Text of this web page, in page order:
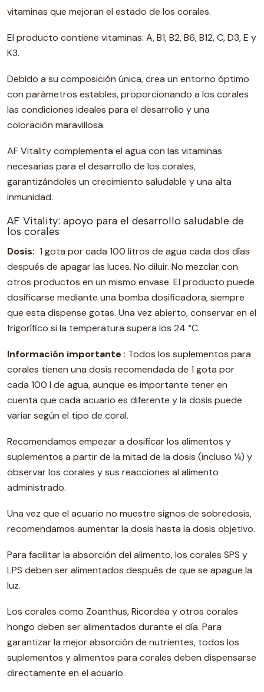
vitaminas que mejoran el estado de los corales.
El producto contiene vitaminas: A, B1, B2, B6, B12, C, D3, E y
K3.
Debido a su composición única, crea un entorno óptimo
con parámetros estables, proporcionando a los corales
las condiciones ideales para el desarrollo y una
coloración maravillosa.
AF Vitality complementa el agua con las vitaminas
necesarias para el desarrollo de los corales,
garantizándoles un crecimiento saludable y una alta
inmunidad.
AF Vitality: apoyo para el desarrollo saludable de
los corales
Dosis: 1 gota por cada 100 litros de agua cada dos días
después de apagar las luces. No diluir. No mezclar con
otros productos en un mismo envase. El producto puede
dosificarse mediante una bomba dosificadora, siempre
que esta dispense gotas. Una vez abierto, conservar en el
frigorífico si la temperatura supera los 24 °C.
Información importante : Todos los suplementos para
corales tienen una dosis recomendada de 1 gota por
cada 100 l de agua, aunque es importante tener en
cuenta que cada acuario es diferente y la dosis puede
variar según el tipo de coral.
Recomendamos empezar a dosificar los alimentos y
suplementos a partir de la mitad de la dosis (incluso ¼) y
observar los corales y sus reacciones al alimento
administrado.
Una vez que el acuario no muestre signos de sobredosis,
recomendamos aumentar la dosis hasta la dosis objetivo.
Para facilitar la absorción del alimento, los corales SPS y
LPS deben ser alimentados después de que se apague la
luz.
Los corales como Zoanthus, Ricordea y otros corales
hongo deben ser alimentados durante el día. Para
garantizar la mejor absorción de nutrientes, todos los
suplementos y alimentos para corales deben dispensarse
directamente en el acuario.